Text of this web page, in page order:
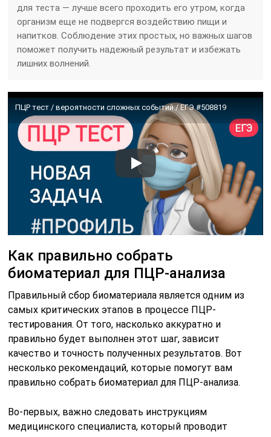
для теста — лучше всего проходить его утром, когда
организм еще не подвергся воздействию пищи и
напитков. Соблюдение этих простых, но важных шагов
поможет получить надежный результат и избежать
лишних волнений.
ПЦР тест / вероятности сложных событий / ЕГЭ #508819
Как правильно собрать
биоматериал для ПЦР-анализа
Правильный сбор биоматериала является одним из
самых критических этапов в процессе ПЦР-
тестирования. От того, насколько аккуратно и
правильно будет выполнен этот шаг, зависит
качество и точность полученных результатов. Вот
несколько рекомендаций, которые помогут вам
правильно собрать биоматериал для ПЦР-анализа.
Во-первых, важно следовать инструкциям
медицинского специалиста, который проводит